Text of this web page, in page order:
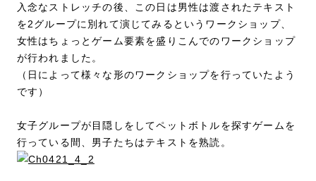
入念なストレッチの後、この日は男性は渡されたテキスト
を2グループに別れて演じてみるというワークショップ、
女性はちょっとゲーム要素を盛りこんでのワークショップ
が行われました。
（日によって様々な形のワークショップを行っていたよう
です）
女子グループが目隠しをしてペットボトルを探すゲームを
行っている間、男子たちはテキストを熟読。